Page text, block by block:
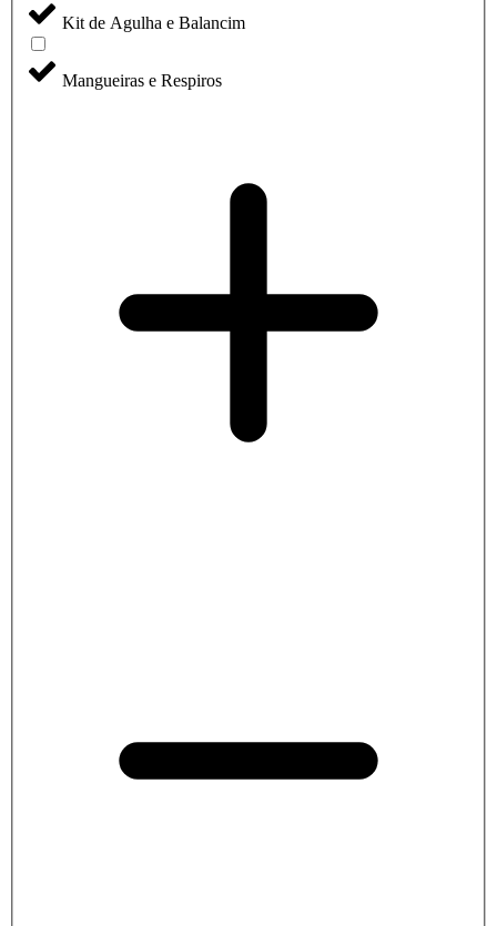
Kit de Agulha e Balancim
Mangueiras e Respiros